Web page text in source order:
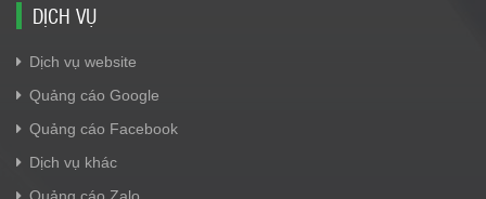
DỊCH VỤ
Dịch vụ website
Quảng cáo Google
Quảng cáo Facebook
Dịch vụ khác